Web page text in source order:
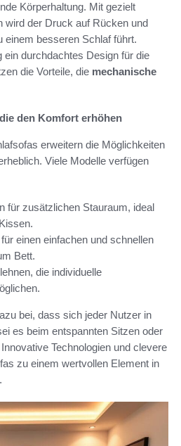
Körperhaltung. Mit gezielt
wird der Druck auf Rücken und
einem besseren Schlaf führt.
ein durchdachtes Design für die
die Vorteile, die mechanische
den Komfort erhöhen
erweitern die Möglichkeiten
Viele Modelle verfügen
für zusätzlichen Stauraum, ideal
einen einfachen und schnellen
Bett.
die individuelle
bei, dass sich jeder Nutzer in
es beim entspannten Sitzen oder
Technologien und clevere
zu einem wertvollen Element in